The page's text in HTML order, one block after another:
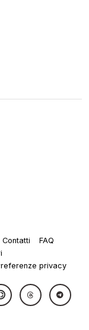
Contatti
FAQ
privacy